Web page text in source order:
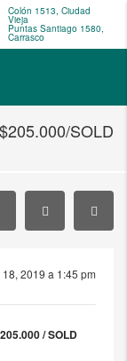
Colón 1513, Ciudad
Vieja
Puntas Santiago 1580,
Carrasco
$205.000/SOLD
2019 a 1:45 pm
/ SOLD